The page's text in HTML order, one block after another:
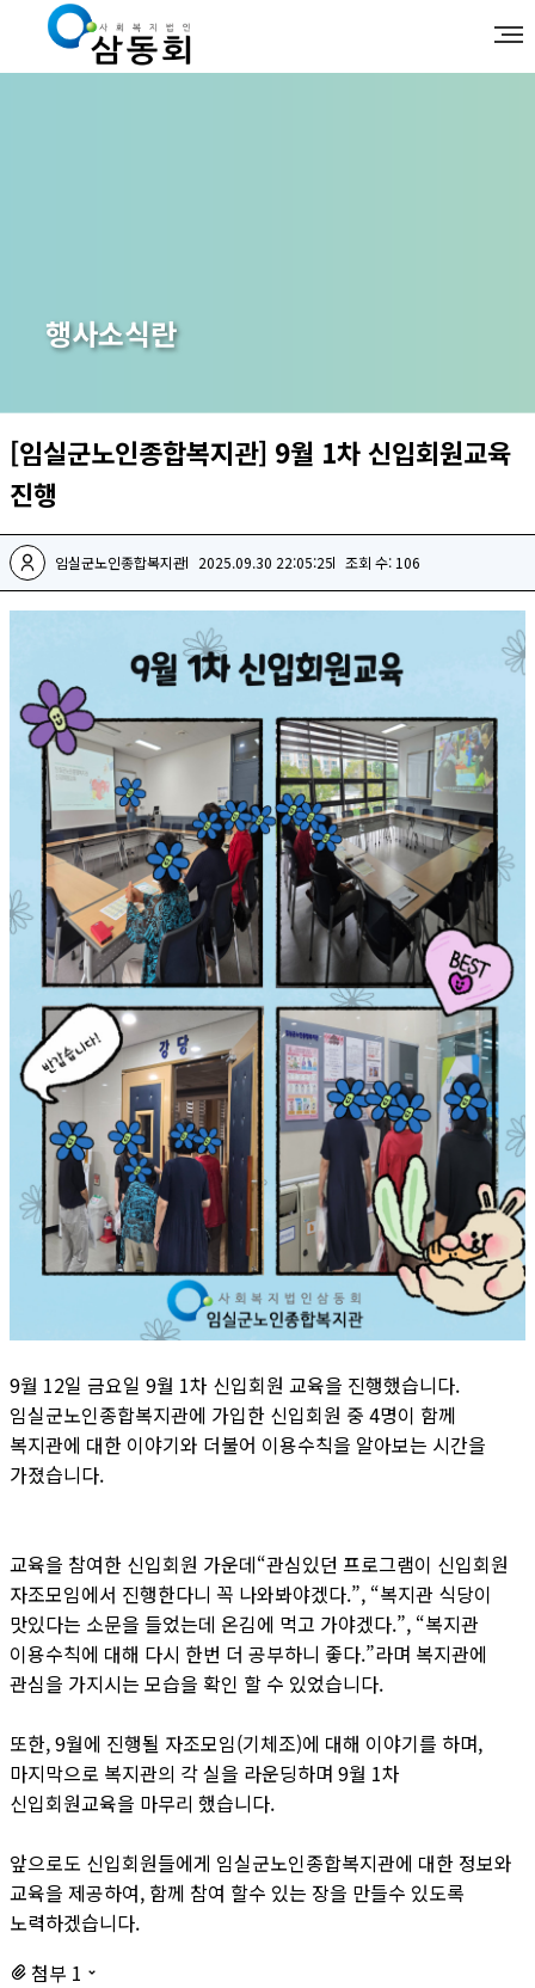
행사소식란
[임실군노인종합복지관] 9월 1차 신입회원교육
진행
임실군노인종합복지관 2025.09.30 22:05:25 조회 수: 106
9월 12일 금요일 9월 1차 신입회원 교육을 진행했습니다.
임실군노인종합복지관에 가입한 신입회원 중 4명이 함께
복지관에 대한 이야기와 더불어 이용수칙을 알아보는 시간을
가졌습니다.
교육을 참여한 신입회원 가운데“관심있던 프로그램이 신입회원
자조모임에서 진행한다니 꼭 나와봐야겠다.”, “복지관 식당이
맛있다는 소문을 들었는데 온김에 먹고 가야겠다.”, “복지관
이용수칙에 대해 다시 한번 더 공부하니 좋다.”라며 복지관에
관심을 가지시는 모습을 확인 할 수 있었습니다.
또한, 9월에 진행될 자조모임(기체조)에 대해 이야기를 하며,
마지막으로 복지관의 각 실을 라운딩하며 9월 1차
신입회원교육을 마무리 했습니다.
앞으로도 신입회원들에게 임실군노인종합복지관에 대한 정보와
교육을 제공하여, 함께 참여 할수 있는 장을 만들수 있도록
노력하겠습니다.
첨부 1